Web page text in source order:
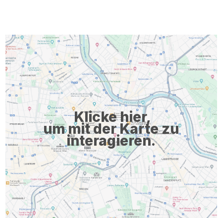
Klicke hier,
um mit der Karte zu
interagieren.